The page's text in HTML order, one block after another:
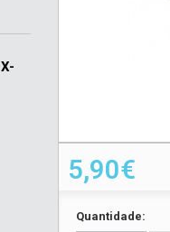
5,90€
Quantidade: